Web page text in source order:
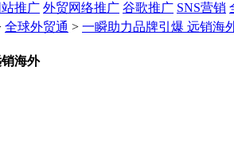
推广 外贸网络推广 谷歌推广 SNS营销
全球外贸通 > 一瞬助力品牌引爆 远销海
海外